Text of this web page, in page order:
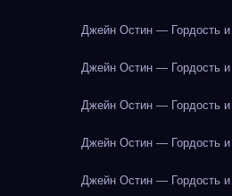
Джейн Остин — Гордость
Джейн Остин — Гордость
Джейн Остин — Гордость
Джейн Остин — Гордость
Джейн Остин — Гордость